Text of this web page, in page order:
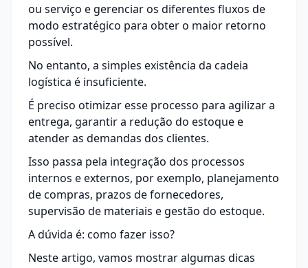
ou serviço e gerenciar os diferentes fluxos de
modo estratégico para obter o maior retorno
possível.
No entanto, a simples existência da cadeia
logística é insuficiente.
É preciso otimizar esse processo para agilizar a
entrega, garantir a redução do estoque e
atender as demandas dos clientes.
Isso passa pela integração dos processos
internos e externos, por exemplo, planejamento
de compras, prazos de fornecedores,
supervisão de materiais e gestão do estoque.
A dúvida é: como fazer isso?
Neste artigo, vamos mostrar algumas dicas